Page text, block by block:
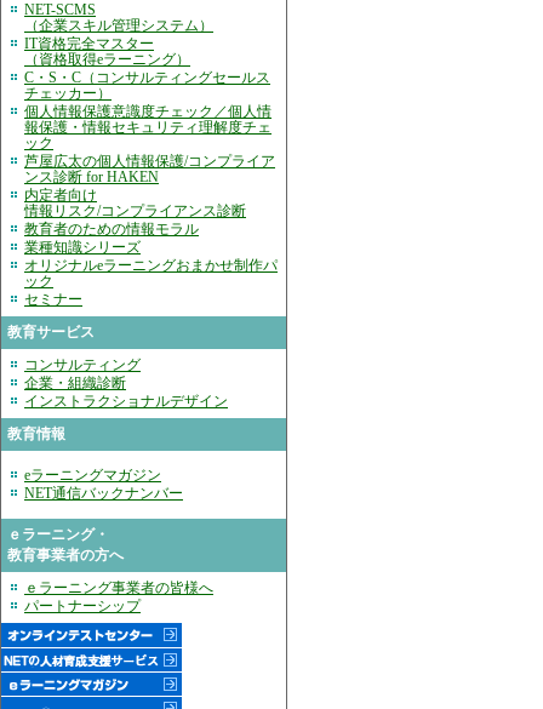
NET-SCMS
（企業スキル管理システム）
IT資格完全マスター
（資格取得eラーニング）
C・S・C（コンサルティングセールス
チェッカー）
個人情報保護意識度チェック／個人情
報保護・情報セキュリティ理解度チェ
ック
芦屋広太の個人情報保護/コンプライア
ンス診断 for HAKEN
内定者向け
情報リスク/コンプライアンス診断
教育者のための情報モラル
業種知識シリーズ
オリジナルeラーニングおまかせ制作パ
ック
セミナー
教育サービス
コンサルティング
企業・組織診断
インストラクショナルデザイン
教育情報
eラーニングマガジン
NET通信バックナンバー
ｅラーニング・
教育事業者の方へ
ｅラーニング事業者の皆様へ
パートナーシップ